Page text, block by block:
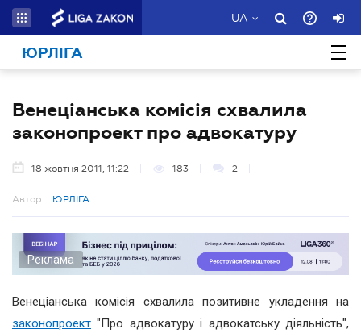
UA
ЮРЛІГА
Венеціанська комісія схвалила
законопроект про адвокатуру
18 жовтня 2011, 11:22 183 2
Автор: ЮРЛІГА
Реклама
Венеціанська комісія схвалила позитивне укладення на
законопроект "Про адвокатуру і адвокатську діяльність",